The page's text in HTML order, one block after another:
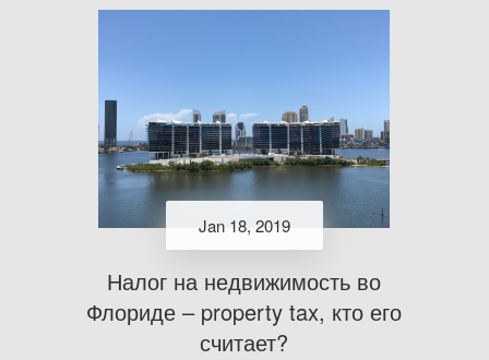
Jan 18, 2019
Налог на недвижимость во
Флориде – property tax, кто его
считает?